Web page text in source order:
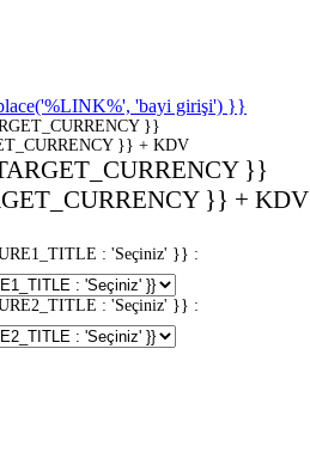
'bayi girişi') }}
}}
}} + KDV
}}
}} + KDV
: 'Seçiniz' }} :
: 'Seçiniz' }} :